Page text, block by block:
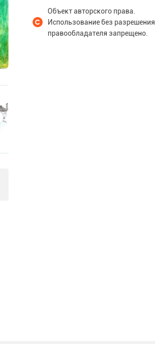
Объект авторского права.
Использование без разрешения
правообладателя запрещено.